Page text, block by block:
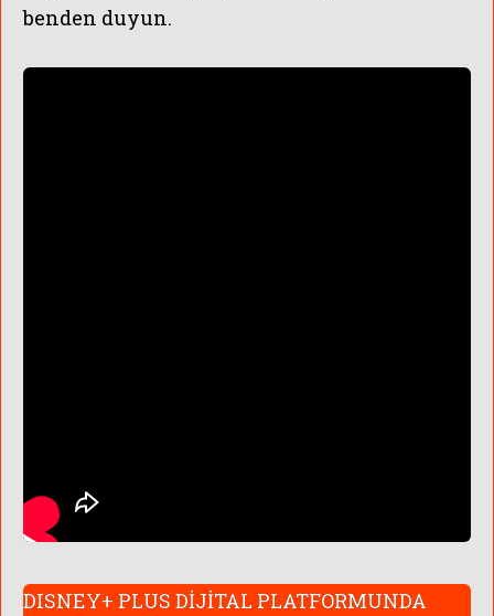
benden duyun.
DISNEY+ PLUS DİJİTAL PLATFORMUNDA